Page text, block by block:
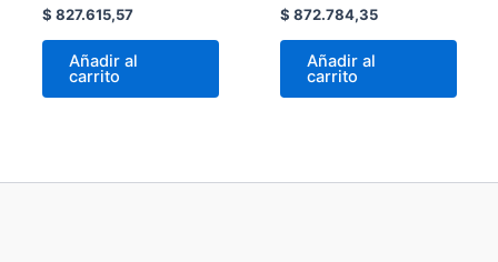
$ 827.615,57
Añadir al
carrito
$ 872.784,35
Añadir al
carrito